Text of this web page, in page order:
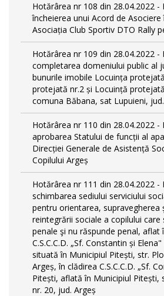
Hotărârea nr 108 din 28.04.2022 -
încheierea unui Acord de Asociere
Asociația Club Sportiv DTO Rally
Hotărârea nr 109 din 28.04.2022 -
completarea domeniului public al
bunurile imobile Locuința
protejată nr.2 și Locuință
comuna Băbana, sat Lupuieni,
Hotărârea nr 110 din 28.04.2022 -
aprobarea Statului de funcții al
Direcției Generale de Asistență
Copilului Argeș
Hotărârea nr 111 din 28.04.2022 -
schimbarea sediului serviciului
pentru orientarea, supravegherea
reintegrării sociale a copilului
penale şi nu răspunde penal, aflat
C.S.C.C.D. „Sf. Constantin și
situată în Municipiul Pitești, str.
Argeș, în clădirea C.S.C.C.D. „Sf.
Pitești, aflată în Municipiul Pitești,
nr. 20, jud. Argeș